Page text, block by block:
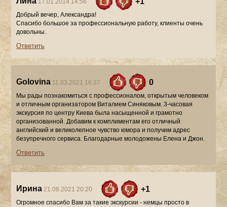
17.01.2014 14:56
Добрый вечер, Александра!
Спасибо большое за профессиональную работу, клиенты очень
довольны.
Ответить
Golovina 11.03.2021 16:37 0
Мы рады познакомиться с профессионалом, открытым человеком
и отличным организатором Виталием Синяковым. 3-часовая
экскурсия по центру Киева была насыщенной и грамотно
организованной. Добавим к комплиментам его отличный
английский и великолепное чувство юмора и получим адрес
безупречного сервиса. Благодарные молодожены Елена и Джон.
Ответить
Ирина 21.08.2021 20:20 +1
Огромное спасибо Вам за такие экскурсии - немцы просто в